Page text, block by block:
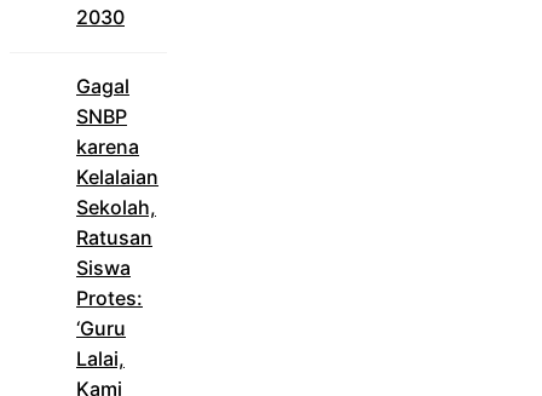
2030
Gagal
SNBP
karena
Kelalaian
Sekolah,
Ratusan
Siswa
Protes:
‘Guru
Lalai,
Kami